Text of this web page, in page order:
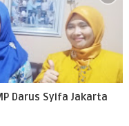
Darus Syifa Jakarta